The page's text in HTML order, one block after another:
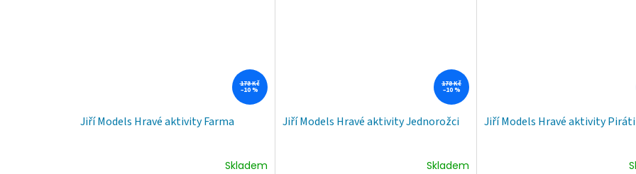
178 Kč
–10 %
Jiří Models Hravé aktivity Farma
Skladem
178 Kč
–10 %
Jiří Models Hravé aktivity Jednorožci
Skladem
Jiří Models Hravé aktivity Piráti